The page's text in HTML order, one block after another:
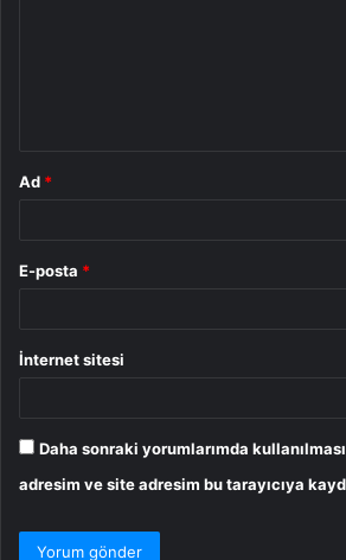
Ad *
E-posta *
İnternet sitesi
Daha sonraki yorumlarımda
adresim ve site adresim bu tarayıcıya